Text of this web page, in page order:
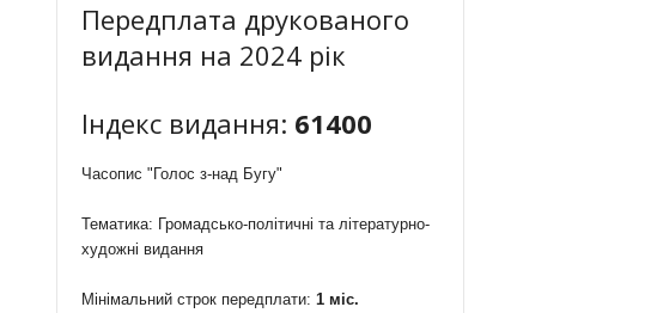
Передплата друкованого
видання на 2024 рік
Індекс видання: 61400
Часопис "Голос з-над Бугу"
Тематика: Громадсько-політичні та літературно-
художні видання
Мінімальний строк передплати: 1 міс.